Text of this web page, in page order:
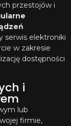
przestojów i
serwis elektroniki
w zakresie
dostępności
i
lub
firmie,